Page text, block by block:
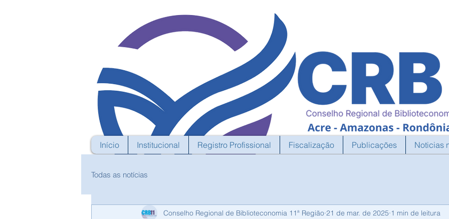
Início Institucional Registro Profissional Fiscalização Publicações Noticias
Todas as notícias
Conselho Regional de Biblioteconomia 11ª Região 21 de mar. de 2025 1 min de leitura